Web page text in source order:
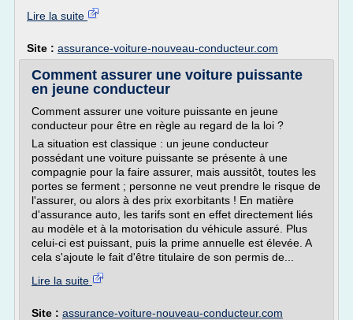
Lire la suite
Site : assurance-voiture-nouveau-conducteur.com
Comment assurer une voiture puissante
en jeune conducteur
Comment assurer une voiture puissante en jeune
conducteur pour être en règle au regard de la loi ?
La situation est classique : un jeune conducteur
possédant une voiture puissante se présente à une
compagnie pour la faire assurer, mais aussitôt, toutes les
portes se ferment ; personne ne veut prendre le risque de
l'assurer, ou alors à des prix exorbitants ! En matière
d'assurance auto, les tarifs sont en effet directement liés
au modèle et à la motorisation du véhicule assuré. Plus
celui-ci est puissant, puis la prime annuelle est élevée. A
cela s'ajoute le fait d'être titulaire de son permis de...
Lire la suite
Site : assurance-voiture-nouveau-conducteur.com